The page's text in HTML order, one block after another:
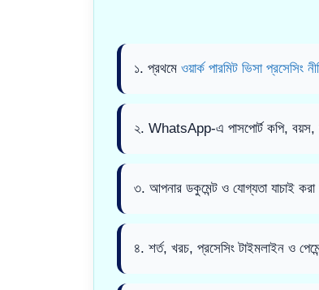
১. প্রথমে ওয়ার্ক পারমিট ভিসা প্রসেসিং
২. WhatsApp-এ পাসপোর্ট কপি, বয়স,
৩. আপনার ডকুমেন্ট ও যোগ্যতা যাচাই করা
৪. শর্ত, খরচ, প্রসেসিং টাইমলাইন ও